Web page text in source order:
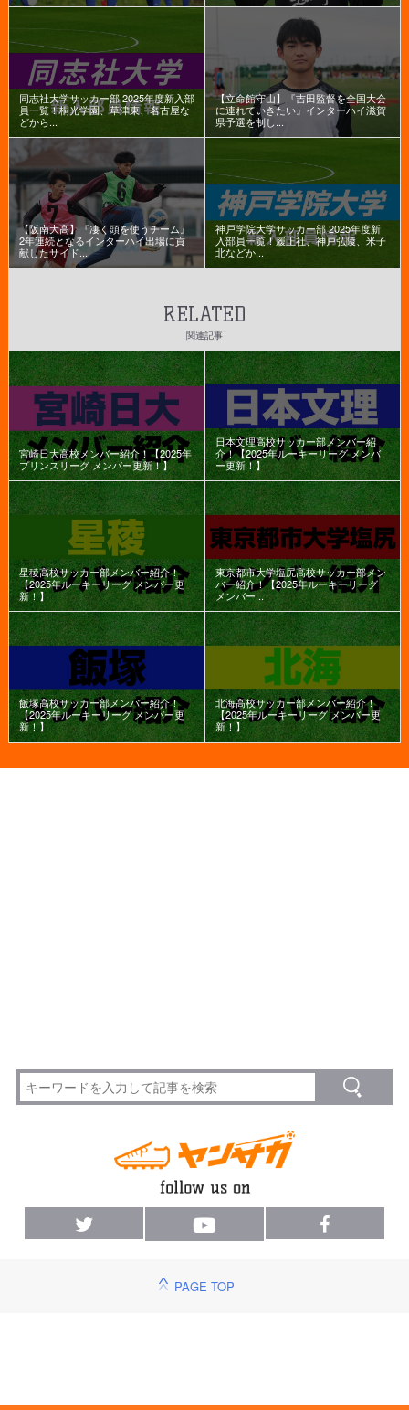
同志社大学サッカー部 2025年度新入部
員一覧！桐光学園、草津東、名古屋な
どから...
【立命館守山】『吉田監督を全国大会
に連れていきたい』インターハイ滋賀
県予選を制し...
【阪南大高】『凄く頭を使うチーム』
2年連続となるインターハイ出場に貢
献したサイド...
神戸学院大学サッカー部 2025年度新
入部員一覧！履正社、神戸弘陵、米子
北などか...
RELATED
関連記事
宮崎日大高校メンバー紹介！【2025年
プリンスリーグ メンバー更新！】
日本文理高校サッカー部メンバー紹
介！【2025年ルーキーリーグ メンバ
ー更新！】
星稜高校サッカー部メンバー紹介！
【2025年ルーキーリーグ メンバー更
新！】
東京都市大学塩尻高校サッカー部メン
バー紹介！【2025年ルーキーリーグ
メンバー...
飯塚高校サッカー部メンバー紹介！
【2025年ルーキーリーグ メンバー更
新！】
北海高校サッカー部メンバー紹介！
【2025年ルーキーリーグ メンバー更
新！】
PAGE TOP